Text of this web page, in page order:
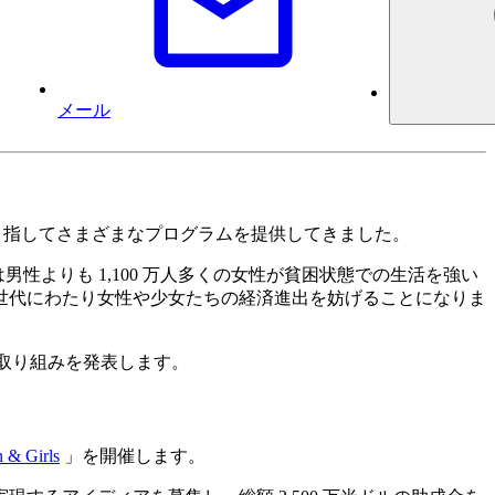
メール
してさまざまなプログラムを提供してきました。
性よりも 1,100 万人多くの女性が貧困状態での生活を強い
にわたり女性や少女たちの経済進出を妨げることになりま
組みを発表します。
& Girls 」を開催します。